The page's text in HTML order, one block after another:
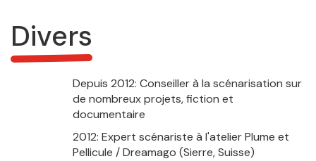
Divers
Depuis 2012: Conseiller à la scénarisation sur
de nombreux projets, fiction et
documentaire
2012: Expert scénariste à l'atelier Plume et
Pellicule / Dreamago (Sierre, Suisse)